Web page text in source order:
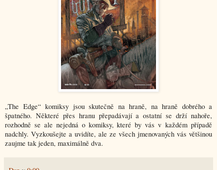
„The Edge“ komiksy jsou skutečně na hraně, na hraně dobrého a
špatného. Některé přes hranu přepadávají a ostatní se drží nahoře,
rozhodně se ale nejedná o komiksy, které by vás v každém případě
nadchly. Vyzkoušejte a uvidíte, ale ze všech jmenovaných vás většinou
zaujme tak jeden, maximálně dva.